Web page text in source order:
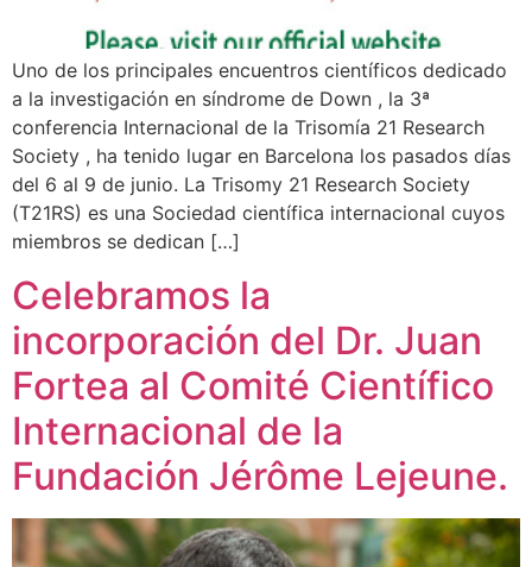
Uno de los principales encuentros científicos dedicado
a la investigación en síndrome de Down , la 3ª
conferencia Internacional de la Trisomía 21 Research
Society , ha tenido lugar en Barcelona los pasados días
del 6 al 9 de junio. La Trisomy 21 Research Society
(T21RS) es una Sociedad científica internacional cuyos
miembros se dedican […]
Celebramos la
incorporación del Dr. Juan
Fortea al Comité Científico
Internacional de la
Fundación Jérôme Lejeune.